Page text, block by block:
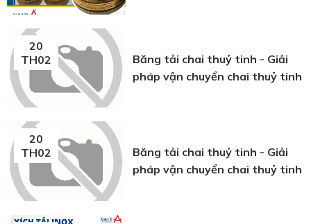
20
TH02
Băng tải chai thuỷ tinh - Giải
pháp vận chuyển chai thuỷ tinh
20
TH02
Băng tải chai thuỷ tinh - Giải
pháp vận chuyển chai thuỷ tinh